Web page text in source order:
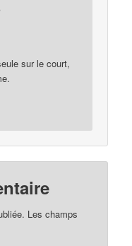
sur le court,
Les champs